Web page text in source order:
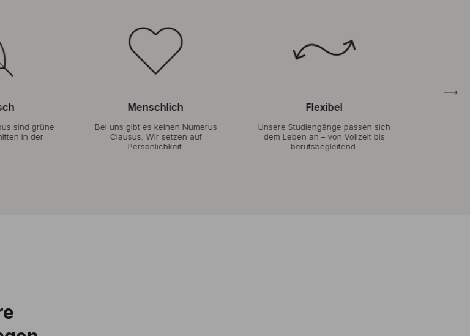
sind grüne
in der
Menschlich
Bei uns gibt es keinen Numerus
Clausus. Wir setzen auf
Persönlichkeit.
Flexibel
Unsere Studiengänge passen sich
dem Leben an – von Vollzeit bis
berufsbegleitend.